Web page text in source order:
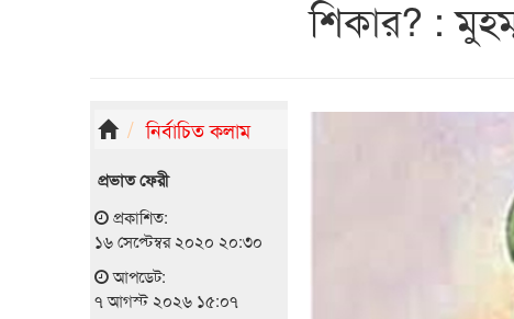
শিকার? :
নির্বাচিত কলাম
প্রভাত ফেরী
প্রকাশিত:
১৬ সেপ্টেম্বর ২০২০ ২০:৩০
আপডেট:
৭ আগস্ট ২০২৬ ১৫:০৭